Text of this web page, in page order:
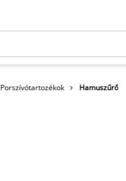
Porszívótartozékok Hamuszűrő